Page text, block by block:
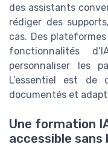
des assistants
rédiger des
cas. Des
fonctionnalités
personnaliser les
L’essentiel est de
documentés et
Une formation
accessible sans